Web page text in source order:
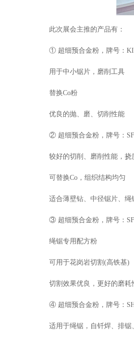
此次展会主推的产品有：
① 超细预合金粉，牌号：
用于中小锯片，磨削工具
替换Co粉
优良的抛、磨、切削性能
② 超细预合金粉，牌号：
较好的切削、磨削性能，挠
可替换Co，组织结构均匀
适合薄壁钻、中径锯片、绳
③ 超细预合金粉，牌号：
绳锯专用配方粉
可用于花岗岩切割(高铁基)
切割效果优良，更好的磨耗
④ 超细预合金粉，牌号：
适用于绳锯，自钎焊、排锯